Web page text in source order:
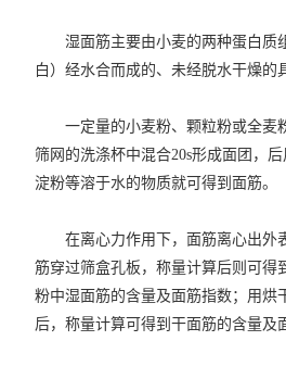
湿面筋主要由小麦的两种蛋白质
白）经水合而成的、未经脱水干燥的
一定量的小麦粉、颗粒粉或全麦
筛网的洗涤杯中混合20s形成面团，
淀粉等溶于水的物质就可得到面筋。
在离心力作用下，面筋离心出外
筋穿过筛盒孔板，称量计算后则可得
粉中湿面筋的含量及面筋指数；用烘
后，称量计算可得到干面筋的含量及